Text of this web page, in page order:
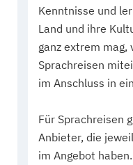
Kenntnisse und
Land und ihre
ganz extrem
Sprachreisen
im Anschluss in
Für Sprachreisen
Anbieter, die
im Angebot